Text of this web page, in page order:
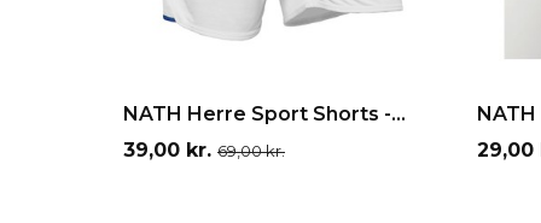
HvidNeon
NATH Herre Sport Shorts -...
Pris
39,00 kr. Normalpris
69,00 kr.
Pris
29,00